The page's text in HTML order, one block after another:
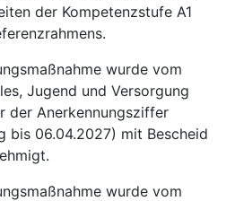
der Kompetenzstufe A1
wurde vom
Jugend und Versorgung
der Anerkennungsziffer
bis 06.04.2027) mit Bescheid
wurde vom